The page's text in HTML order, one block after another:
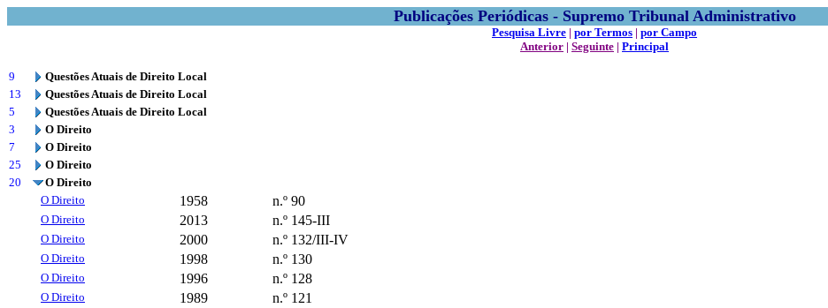
Publicações Periódicas - Supremo Tribunal Administrativo
Pesquisa Livre | por Termos | por Campo
Anterior | Seguinte | Principal
9
Questões Atuais de Direito Local
13
Questões Atuais de Direito Local
5
Questões Atuais de Direito Local
3
O Direito
7
O Direito
25
O Direito
20
O Direito
O Direito
1958 n.º 90
O Direito 2013 n.º 145-III
O Direito 2000 n.º 132/III-IV
O Direito 1998 n.º 130
O Direito 1996 n.º 128
O Direito 1989 n.º 121